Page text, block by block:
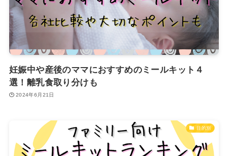
妊娠中や産後のママにおすすめのミールキット４
選！離乳食取り分けも
2024年6月21日
目的別